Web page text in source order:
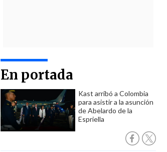
En portada
Kast arribó a Colombia
para asistir a la asunción
de Abelardo de la
Espriella